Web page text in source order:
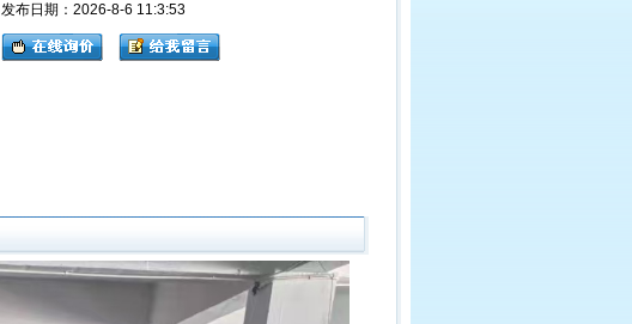
发布日期：2026-8-6 11:3:53